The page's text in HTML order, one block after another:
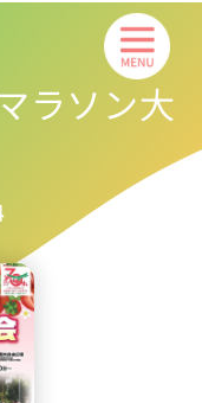
ラソン大